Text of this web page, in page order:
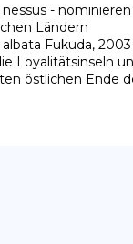
-
Ländern
Fukuda,
Loyalitätsinseln
östlichen Ende